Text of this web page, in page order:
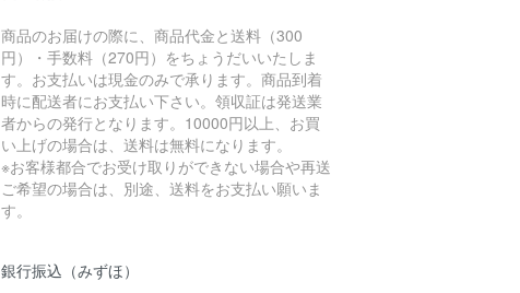
商品のお届けの際に、商品代金と送料（300
円）・手数料（270円）をちょうだいいたしま
す。お支払いは現金のみで承ります。商品到着
時に配送者にお支払い下さい。領収証は発送業
者からの発行となります。10000円以上、お買
い上げの場合は、送料は無料になります。
※お客様都合でお受け取りができない場合や再送
ご希望の場合は、別途、送料をお支払い願いま
す。
銀行振込（みずほ）